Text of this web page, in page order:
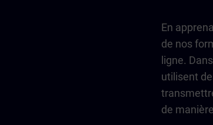
En
de nos
ligne.
utilisent
de